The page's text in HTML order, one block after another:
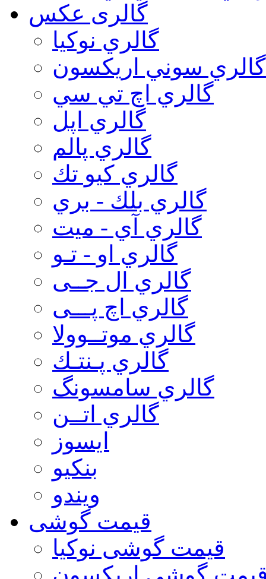
گالری عکس
گالري نوكيا
گالري سوني اريكسون
گالري اچ تي سي
گالري اپل
گالري پالم
گالري كيو تك
گالري بلك - بري
گالري آي - ميت
گالري او - تـو
گالري ال جــی
گالري اچ پـــی
گالري موتــوولا
گالري پـنتـك
گالري سامسونگ
گالري اتــن
ایسوز
بنکیو
ویندو
قیمت گوشی
قیمت گوشی نوكيا